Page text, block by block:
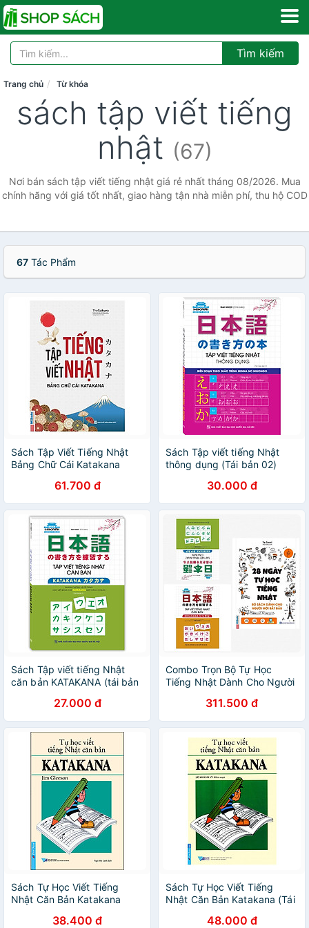
Tìm kiếm
Trang chủ Từ khóa
sách tập viết tiếng
nhật (67)
Nơi bán sách tập viết tiếng nhật giá rẻ nhất tháng 08/2026. Mua
chính hãng với giá tốt nhất, giao hàng tận nhà miễn phí, thu hộ COD
67 Tác Phẩm
Sách Tập Viết Tiếng Nhật
Bảng Chữ Cái Katakana
61.700 đ
Sách Tập viết tiếng Nhật
thông dụng (Tái bản 02)
30.000 đ
Sách Tập viết tiếng Nhật
căn bản KATAKANA (tái bản
27.000 đ
Combo Trọn Bộ Tự Học
Tiếng Nhật Dành Cho Người
Căn Bản Katakana + Tập
Viết Tiếng Nhật Căn Bản
Hiragana + 28 Ngày Tự Học
Tiếng Nhật ) / Tặng kèm
móc khóa
311.500 đ
Sách Tự Học Viết Tiếng
Nhật Căn Bản Katakana
38.400 đ
Sách Tự Học Viết Tiếng
Nhật Căn Bản Katakana (Tái
48.000 đ